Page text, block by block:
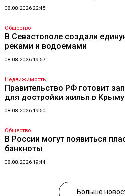
08.08.2026 22:45
Общество
В Севастополе создали
реками и водоемами
08.08.2026 19:57
Недвижимость
Правительство РФ готовит
для достройки жилья в Крыму
08.08.2026 19:50
Общество
В России могут появиться
банкноты
08.08.2026 19:44
Больше